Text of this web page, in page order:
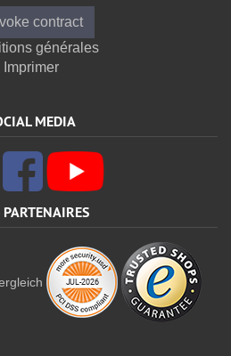
contract
générales
Imprimer
MEDIA
PARTENAIRES